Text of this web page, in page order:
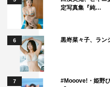
定写真集『純…
6 黒嵜菜々子、ラン
7
#Mooove!・姫野